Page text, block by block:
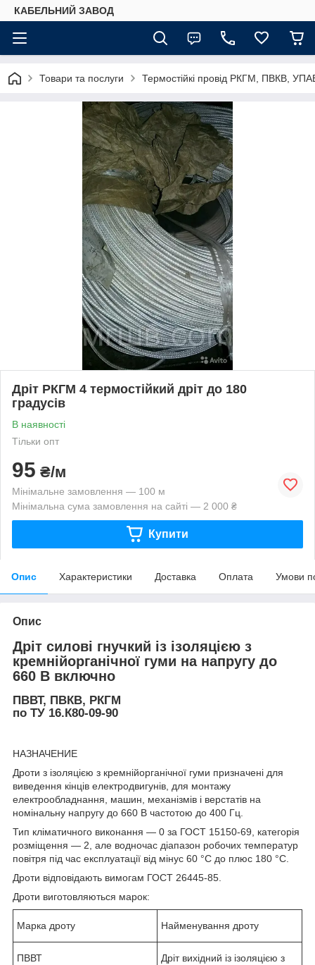
КАБЕЛЬНИЙ ЗАВОД
Товари та послуги Термостійкі провід РКГМ, ПВКВ,
Дріт РКГМ 4 термостійкий дріт до 180
градусів
В наявності
Тільки опт
95 ₴/м
Мінімальне замовлення — 100 м
Мінімальна сума замовлення на сайті — 2 000 ₴
Купити
Опис Характеристики Доставка Оплата Умови
Опис
Дріт силові гнучкий із ізоляцією з
кремнійорганічної гуми на напругу до
660 В включно
ПВВТ, ПВКВ, РКГМ
по ТУ 16.К80-09-90
НАЗНАЧЕНИЕ
Дроти з ізоляцією з кремнійорганічної гуми призначені для
виведення кінців електродвигунів, для монтажу
електрообладнання, машин, механізмів і верстатів на
номінальну напругу до 660 В частотою до 400 Гц.
Тип кліматичного виконання — 0 за ГОСТ 15150-69, категорія
розміщення — 2, але водночас діапазон робочих температур
повітря під час експлуатації від мінус 60 °C до плюс 180 °C.
Дроти відповідають вимогам ГОСТ 26445-85.
Дроти виготовляються марок:
Марка дроту Найменування дроту
ПВВТ
Дріт вихідний із ізоляцією з